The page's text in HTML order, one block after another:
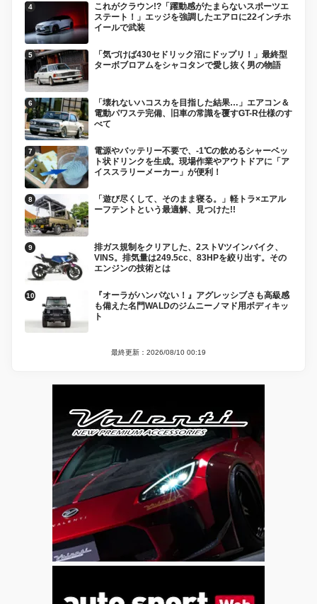
これがクラウン!?「躍動感がたまらないスポーツエ
ステート！」エッジを強調したエアロに22インチホ
イールで武装
「気づけば430セドリック沼にドップリ！」最終型
ターボブロアムをシャコタンで愛し抜く男の物語
「壊れないハコスカを目指した結果…」エアコン＆
電動パワステ完備、旧車の常識を覆すGT-R仕様のす
べて
電源やバッテリー不要で、-1℃の飲めるシャーベッ
ト状ドリンクを生成。現場作業やアウトドアに「ア
イススラリーメーカー」が便利！
「遊び尽くして、そのまま寝る。」軽トラ×エアル
ーフテントという最適解、見つけた!!
排ガス規制をクリアした、2ストVツインバイク、
VINS。排気量は249.5cc、83HPを絞り出す。その
エンジンの技術とは
『オーラがハンパない！』アグレッシブさも高級感
も備えた名門WALDのジムニーノマド用ボディキッ
ト
最終更新：2026/08/10 00:19